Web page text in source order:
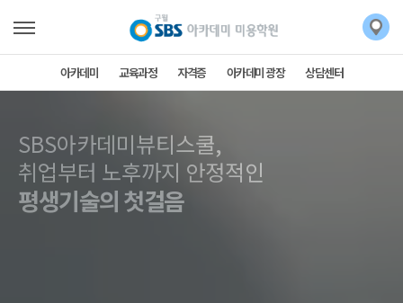
아카데미 교육과정 자격증 아카데미 광장 상담센터
SBS아카데미뷰티스쿨,
취업부터 노후까지 안정적인
평생기술의 첫걸음
SBS아카데미뷰티스쿨,